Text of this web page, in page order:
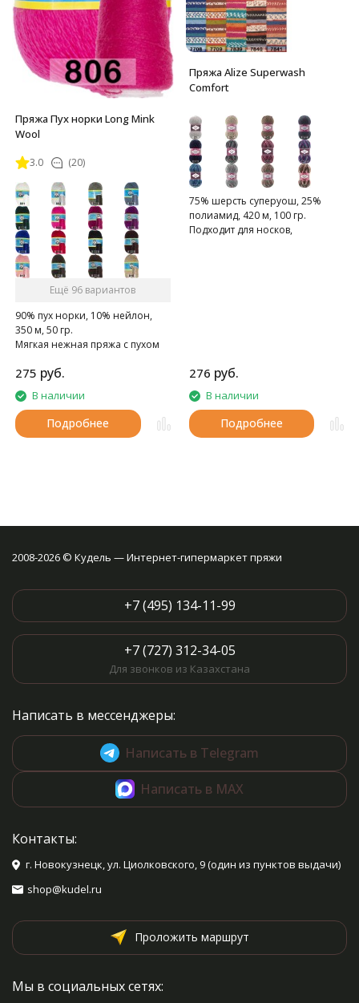
Пряжа Пух норки Long Mink
Wool
3.0 (20)
Ещё 96 вариантов
90% пух норки, 10% нейлон,
350 м, 50 гр.
Мягкая нежная пряжа с пухом
275 руб.
В наличии
Подробнее
Пряжа Alize Superwash
Comfort
75% шерсть суперуош, 25%
полиамид, 420 м, 100 гр.
Подходит для носков,
276 руб.
В наличии
Подробнее
2008-2026 © Кудель — Интернет-гипермаркет пряжи
+7 (495) 134-11-99
+7 (727) 312-34-05
Для звонков из Казахстана
Написать в мессенджеры:
Написать в Telegram
Написать в MAX
Контакты:
г. Новокузнецк, ул. Циолковского, 9 (один из пунктов выдачи)
shop@kudel.ru
Проложить маршрут
Мы в социальных сетях: